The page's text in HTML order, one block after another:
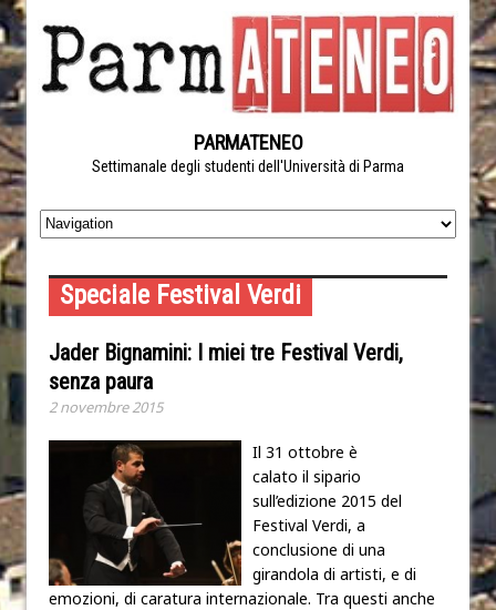
PARMATENEO
Settimanale degli studenti dell'Università di Parma
Speciale Festival Verdi
Jader Bignamini: I miei tre Festival Verdi,
senza paura
2 novembre 2015
Il 31 ottobre è
calato il sipario
sull’edizione 2015 del
Festival Verdi, a
conclusione di una
girandola di artisti, e di
emozioni, di caratura internazionale. Tra questi anche